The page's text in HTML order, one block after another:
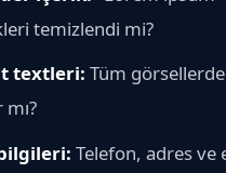
temizlendi mi?
textleri: Tüm
Telefon, adres ve